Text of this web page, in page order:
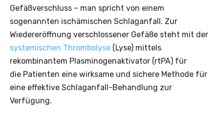
Gefäßverschluss – man spricht von einem
sogenannten ischämischen Schlaganfall. Zur
Wiedereröffnung verschlossener Gefäße steht mit der
systemischen Thrombolyse (Lyse) mittels
rekombinantem Plasminogenaktivator (rtPA) für
die Patienten eine wirksame und sichere Methode für
eine effektive Schlaganfall-Behandlung zur
Verfügung.